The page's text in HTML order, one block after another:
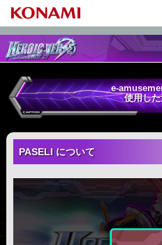
e-
使用し
PASELI について